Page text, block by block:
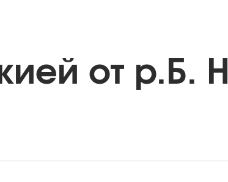
от р.Б.